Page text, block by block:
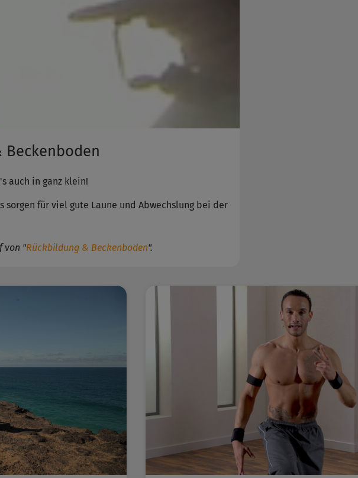
auch in ganz klein!
sorgen für viel gute Laune und Abwechslung bei der
von "Rückbildung & Beckenboden".